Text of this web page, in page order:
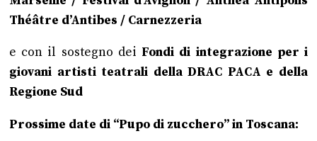
Théâtre d’Antibes / Carnezzeria
e con il sostegno dei Fondi di integrazione per i
giovani artisti teatrali della DRAC PACA e della
Regione Sud
Prossime date di “Pupo di zucchero” in Toscana: